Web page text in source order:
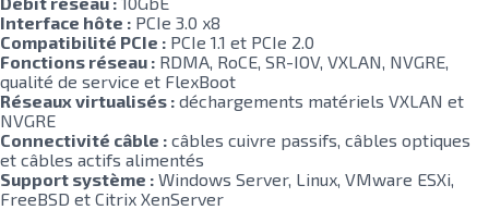
Interface hôte : PCIe 3.0 x8
Compatibilité PCIe : PCIe 1.1 et PCIe 2.0
Fonctions réseau : RDMA, RoCE, SR-IOV, VXLAN, NVGRE,
qualité de service et FlexBoot
Réseaux virtualisés : déchargements matériels VXLAN et
NVGRE
Connectivité câble : câbles cuivre passifs, câbles optiques
et câbles actifs alimentés
Support système : Windows Server, Linux, VMware ESXi,
FreeBSD et Citrix XenServer